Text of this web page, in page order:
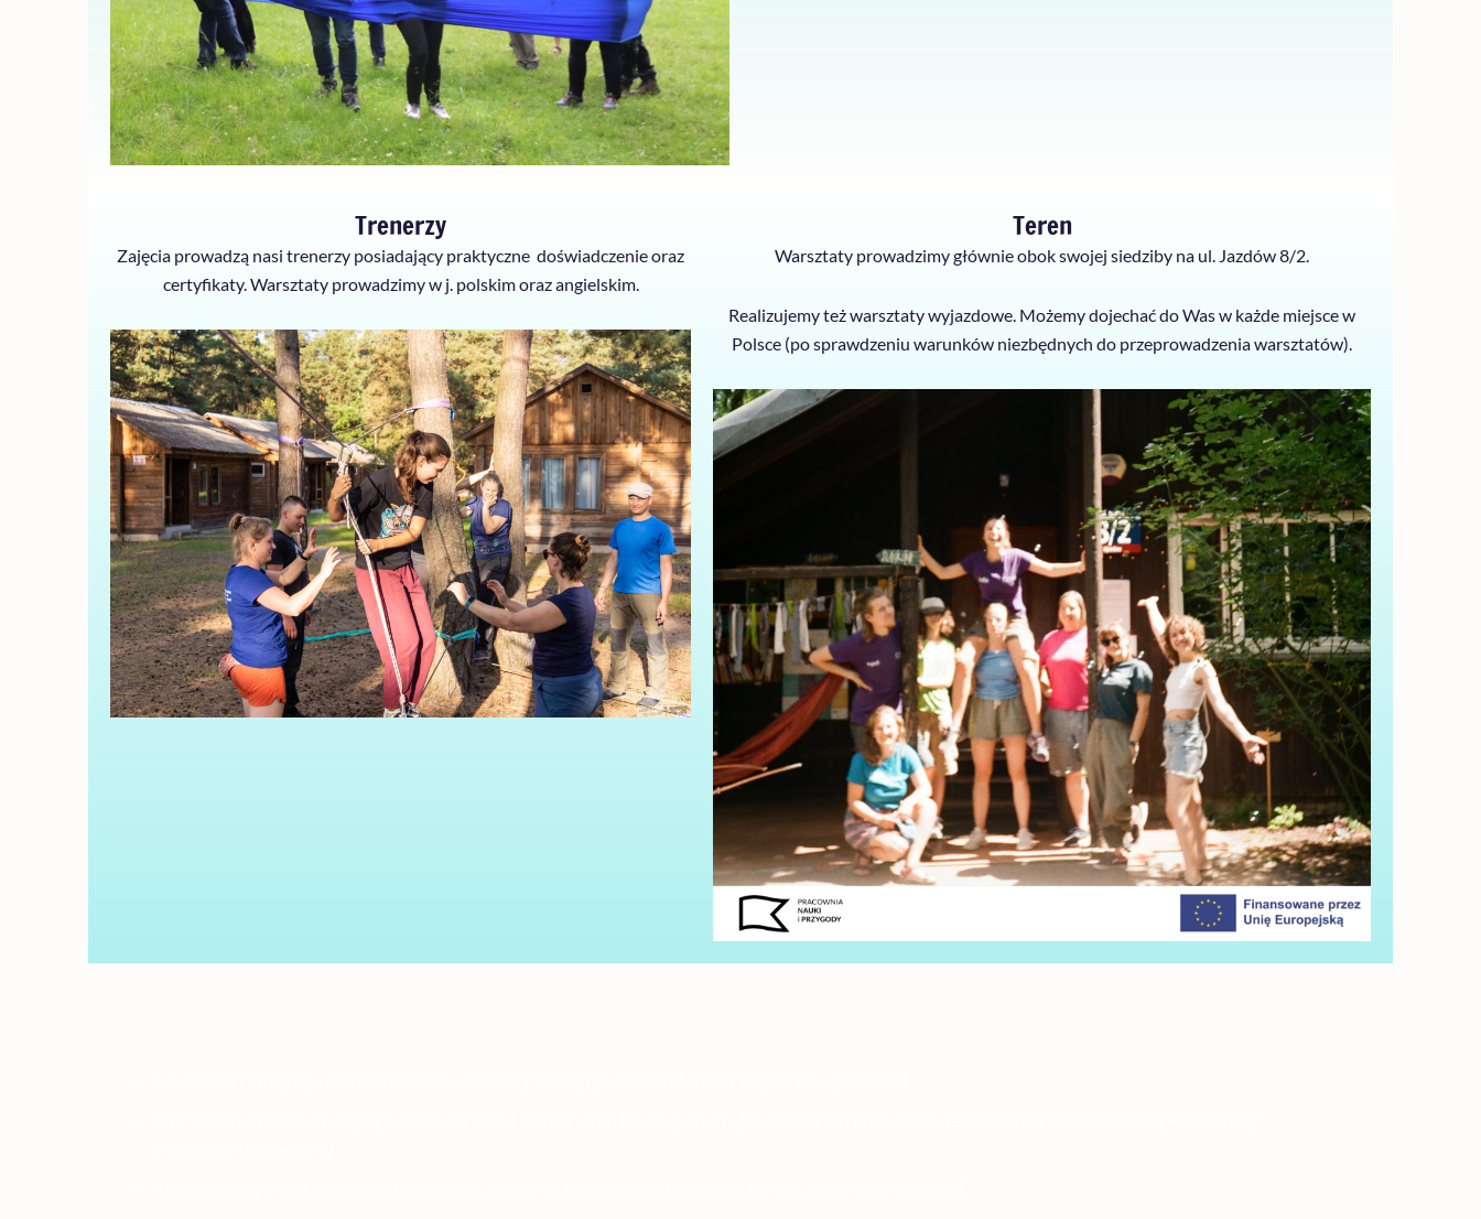
Trenerzy
Zajęcia prowadzą nasi trenerzy posiadający praktyczne doświadczenie oraz
certyfikaty. Warsztaty prowadzimy w j. polskim oraz angielskim.
Teren
Warsztaty prowadzimy głównie obok swojej siedziby na ul. Jazdów 8/2.
Realizujemy też warsztaty wyjazdowe. Możemy dojechać do Was w każde miejsce w
Polsce (po sprawdzeniu warunków niezbędnych do przeprowadzenia warsztatów).